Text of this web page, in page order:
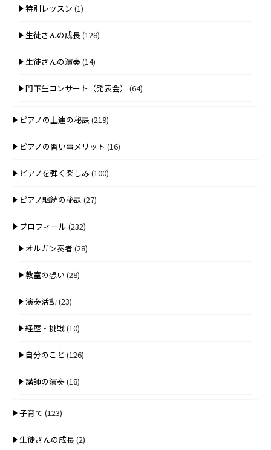
特別レッスン (1)
生徒さんの成長(128)
生徒さんの演奏(14)
門下生コンサート（発表会） (64)
ピアノの上達の秘訣 (219)
ピアノの習い事メリット (16)
ピアノを弾く楽しみ(100)
ピアノ継続の秘訣 (27)
プロフィール (232)
オルガン奏者 (28)
教室の想い (28)
演奏活動(23)
経歴・挑戦(10)
自分のこと (126)
講師の演奏(18)
子育て (123)
生徒さんの成長(2)